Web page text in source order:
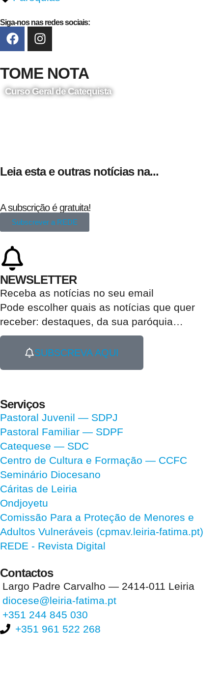
Siga-nos nas redes sociais:
TOME NOTA
Curso Geral de Catequista
Leia esta e outras notícias na...
A subscrição é gratuita!
Subscrever a REDE
NEWSLETTER
Receba as notícias no seu email​
Pode escolher quais as notícias que quer
receber: destaques, da sua paróquia…
SUBSCREVA AQUI
Serviços
Pastoral Juvenil — SDPJ
Pastoral Familiar — SDPF
Catequese — SDC
Centro de Cultura e Formação — CCFC
Seminário Diocesano
Cáritas de Leiria
Ondjoyetu
Comissão Para a Proteção de Menores e
Adultos Vulneráveis (cpmav.leiria-fatima.pt)
REDE - Revista Digital
Contactos
Largo Padre Carvalho — 2414-011 Leiria
diocese@leiria-fatima.pt
+351 244 845 030
+351 961 522 268